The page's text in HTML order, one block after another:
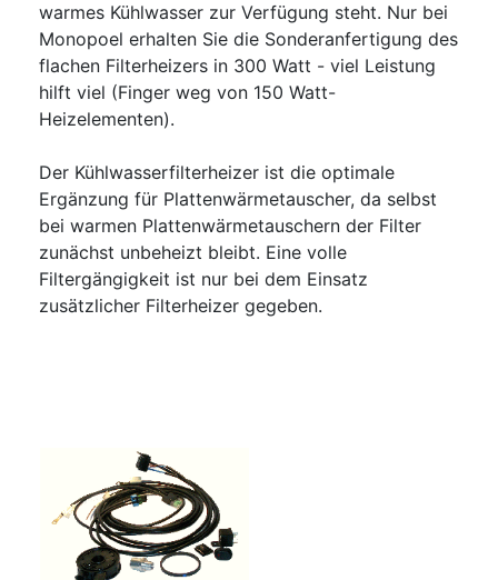
warmes Kühlwasser zur Verfügung steht. Nur bei
Monopoel erhalten Sie die Sonderanfertigung des
flachen Filterheizers in 300 Watt - viel Leistung
hilft viel (Finger weg von 150 Watt-
Heizelementen).
Der Kühlwasserfilterheizer ist die optimale
Ergänzung für Plattenwärmetauscher, da selbst
bei warmen Plattenwärmetauschern der Filter
zunächst unbeheizt bleibt. Eine volle
Filtergängigkeit ist nur bei dem Einsatz
zusätzlicher Filterheizer gegeben.